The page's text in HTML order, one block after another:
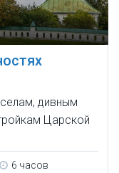
дивным
Царской
6 часов